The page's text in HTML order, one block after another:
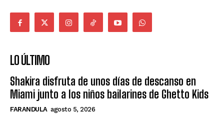
LO ÚLTIMO
Shakira disfruta de unos días de descanso en
Miami junto a los niños bailarines de Ghetto Kids
FARANDULA agosto 5, 2026